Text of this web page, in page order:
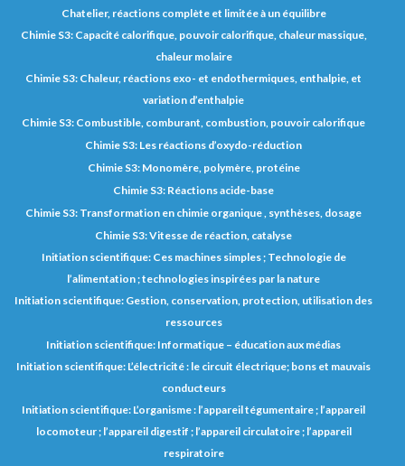
Chatelier, réactions complète et limitée à un équilibre
Chimie S3: Capacité calorifique, pouvoir calorifique, chaleur massique,
chaleur molaire
Chimie S3: Chaleur, réactions exo- et endothermiques, enthalpie, et
variation d’enthalpie
Chimie S3: Combustible, comburant, combustion, pouvoir calorifique
Chimie S3: Les réactions d’oxydo-réduction
Chimie S3: Monomère, polymère, protéine
Chimie S3: Réactions acide-base
Chimie S3: Transformation en chimie organique , synthèses, dosage
Chimie S3: Vitesse de réaction, catalyse
Initiation scientifique: Ces machines simples ; Technologie de
l’alimentation ; technologies inspirées par la nature
Initiation scientifique: Gestion, conservation, protection, utilisation des
ressources
Initiation scientifique: Informatique – éducation aux médias
Initiation scientifique: L’électricité : le circuit électrique; bons et mauvais
conducteurs
Initiation scientifique: L’organisme : l’appareil tégumentaire ; l’appareil
locomoteur ; l’appareil digestif ; l’appareil circulatoire ; l’appareil
respiratoire